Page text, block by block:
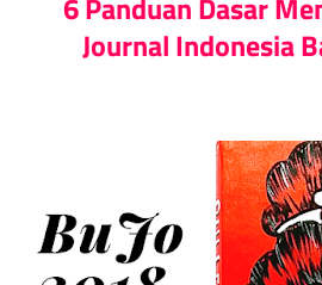
Journal Indonesia